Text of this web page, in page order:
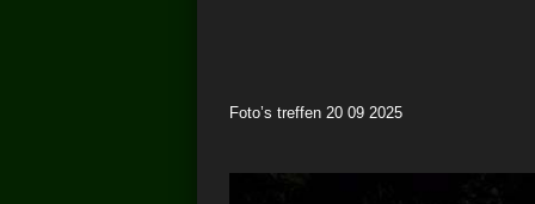
Foto’s treffen 20 09 2025